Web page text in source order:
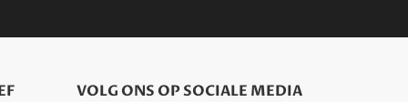
VOLG ONS OP SOCIALE MEDIA